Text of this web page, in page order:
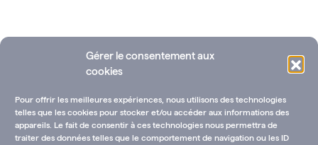
Gérer le consentement aux
cookies
Pour offrir les meilleures expériences, nous utilisons des technologies
telles que les cookies pour stocker et/ou accéder aux informations des
appareils. Le fait de consentir à ces technologies nous permettra de
traiter des données telles que le comportement de navigation ou les ID